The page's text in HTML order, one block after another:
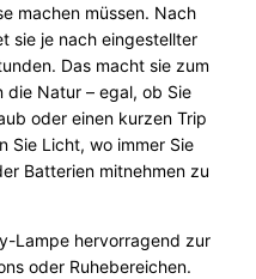
machen müssen. Nach
sie je nach eingestellter
Das macht sie zum
die Natur – egal, ob Sie
oder einen kurzen Trip
Sie Licht, wo immer Sie
Batterien mitnehmen zu
Lampe hervorragend zur
oder Ruhebereichen.